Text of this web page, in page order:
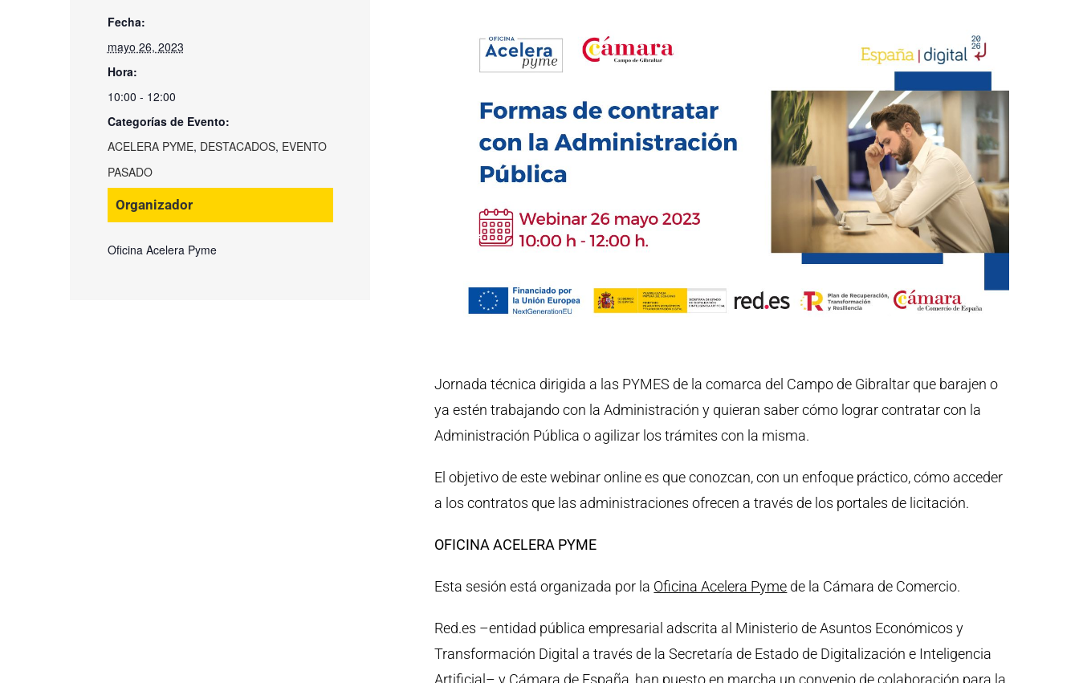
Jornada técnica dirigida a las PYMES de la comarca del Campo de Gibraltar que barajen o
ya estén trabajando con la Administración y quieran saber cómo lograr contratar con la
Administración Pública o agilizar los trámites con la misma.
El objetivo de este webinar online es que conozcan, con un enfoque práctico, cómo acceder
a los contratos que las administraciones ofrecen a través de los portales de licitación.
OFICINA ACELERA PYME
Esta sesión está organizada por la Oficina Acelera Pyme de la Cámara de Comercio.
Red.es –entidad pública empresarial adscrita al Ministerio de Asuntos Económicos y
Transformación Digital a través de la Secretaría de Estado de Digitalización e Inteligencia
Artificial– y Cámara de España, han puesto en marcha un convenio de colaboración para la
Fecha:
mayo 26, 2023
Hora:
10:00 - 12:00
Categorías de Evento:
ACELERA PYME, DESTACADOS, EVENTO
PASADO
Organizador
Oficina Acelera Pyme